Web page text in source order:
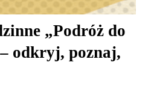
„Podróż do
odkryj, poznaj,